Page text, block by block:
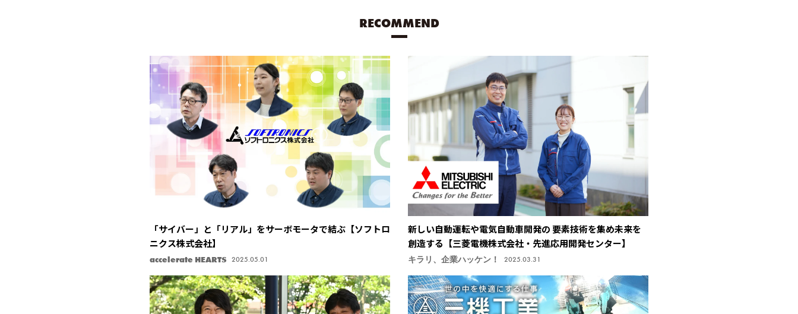
RECOMMEND
「サイバー」と「リアル」をサーボモータで結ぶ【ソフトロ
ニクス株式会社】
accelerate HEARTS 2025.05.01
新しい自動運転や電気自動車開発の 要素技術を集め未来を
創造する【三菱電機株式会社・先進応用開発センター】
キラリ、企業ハッケン！ 2025.03.31